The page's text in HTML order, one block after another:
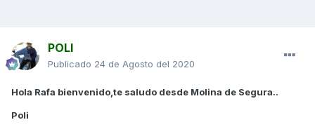
POLI
Publicado 24 de Agosto del 2020
Hola Rafa bienvenido,te saludo desde Molina de Segura..
Poli